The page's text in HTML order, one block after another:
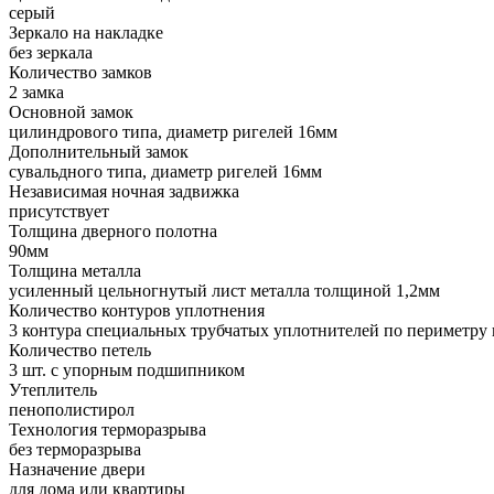
серый
Зеркало на накладке
без зеркала
Количество замков
2 замка
Основной замок
цилиндрового типа, диаметр ригелей 16мм
Дополнительный замок
сувальдного типа, диаметр ригелей 16мм
Независимая ночная задвижка
присутствует
Толщина дверного полотна
90мм
Толщина металла
усиленный цельногнутый лист металла толщиной 1,2мм
Количество контуров уплотнения
3 контура специальных трубчатых уплотнителей по периметру
Количество петель
3 шт. с упорным подшипником
Утеплитель
пенополистирол
Технология терморазрыва
без терморазрыва
Назначение двери
для дома или квартиры